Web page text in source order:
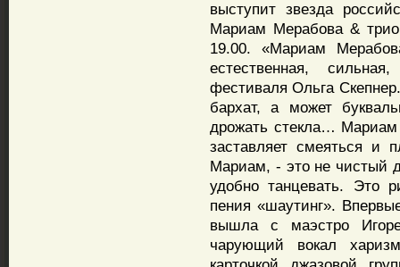
выступит звезда
Мариам Мерабова &
19.00. «Мариам
естественная,
фестиваля Ольга
бархат, а может
дрожать стекла…
заставляет смеяться и
Мариам, - это не чистый
удобно танцевать. Это
пения «шаутинг».
вышла с маэстро
чарующий вокал